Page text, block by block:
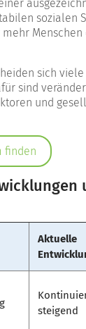
sozialen
mehr
sich
sind
und
finden
Aktuelle
steigend